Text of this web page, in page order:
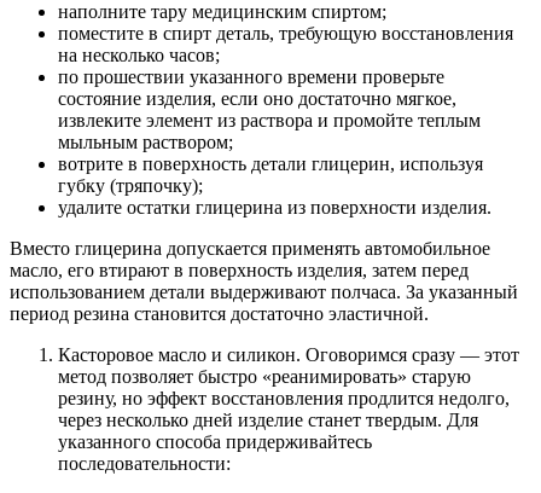
наполните тару медицинским спиртом;
поместите в спирт деталь, требующую восстановления
на несколько часов;
по прошествии указанного времени проверьте
состояние изделия, если оно достаточно мягкое,
извлеките элемент из раствора и промойте теплым
мыльным раствором;
вотрите в поверхность детали глицерин, используя
губку (тряпочку);
удалите остатки глицерина из поверхности изделия.
Вместо глицерина допускается применять автомобильное
масло, его втирают в поверхность изделия, затем перед
использованием детали выдерживают полчаса. За указанный
период резина становится достаточно эластичной.
Касторовое масло и силикон. Оговоримся сразу — этот
метод позволяет быстро «реанимировать» старую
резину, но эффект восстановления продлится недолго,
через несколько дней изделие станет твердым. Для
указанного способа придерживайтесь
последовательности: